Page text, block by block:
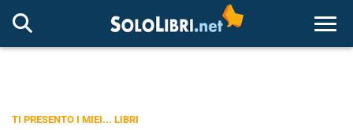
TI PRESENTO I MIEI... LIBRI